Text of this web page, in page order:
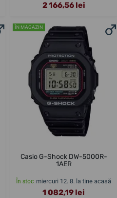
2 166,56 lei
ÎN MAGAZIN
Casio G-Shock DW-5000R-
1AER
În stoc miercuri 12. 8. la tine acasă
1 082,19 lei